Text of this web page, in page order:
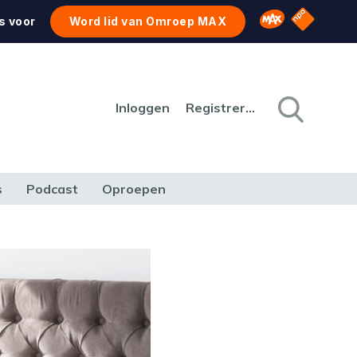
voor Word lid van Omroep MAX Omroep MAX
NPO
Inloggen Registreren
Podcast Oproepen